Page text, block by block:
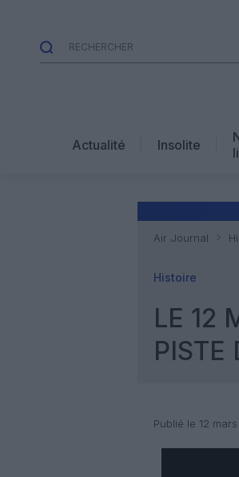
Actualité Insolite
Air Journal
Histoire
LE 12
PISTE
Publié le 12